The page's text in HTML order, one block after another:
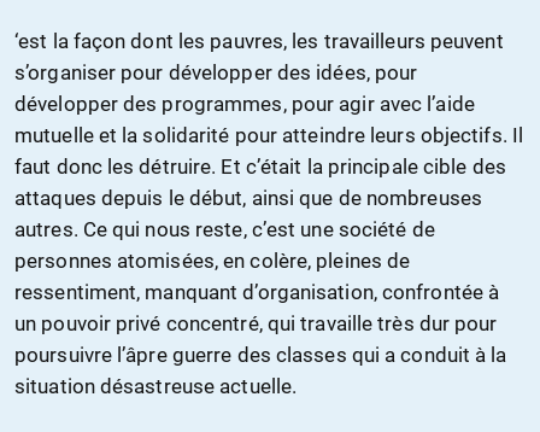
‘est la façon dont les pauvres, les travailleurs peuvent
s’organiser pour développer des idées, pour
développer des programmes, pour agir avec l’aide
mutuelle et la solidarité pour atteindre leurs objectifs. Il
faut donc les détruire. Et c’était la principale cible des
attaques depuis le début, ainsi que de nombreuses
autres. Ce qui nous reste, c’est une société de
personnes atomisées, en colère, pleines de
ressentiment, manquant d’organisation, confrontée à
un pouvoir privé concentré, qui travaille très dur pour
poursuivre l’âpre guerre des classes qui a conduit à la
situation désastreuse actuelle.